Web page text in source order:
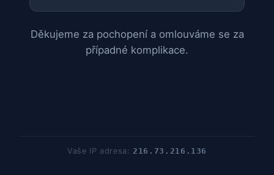
Děkujeme za pochopení a omlouváme se za
případné komplikace.
Vaše IP adresa:216.73.216.136